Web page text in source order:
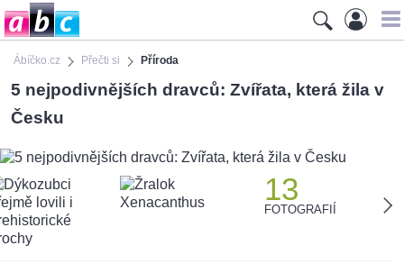
Ábíčko.cz Přečti si Příroda
5 nejpodivnějších dravců: Zvířata, která žila v
Česku
13
FOTOGRAFIÍ